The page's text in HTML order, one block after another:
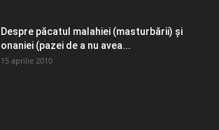
Despre păcatul malahiei (masturbării) şi
onaniei (pazei de a nu avea...
15 aprilie 2010